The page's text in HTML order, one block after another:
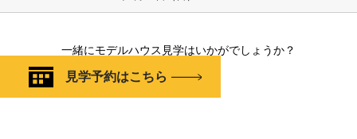
一緒にモデルハウス見学はいかがでしょうか？
見学予約はこちら